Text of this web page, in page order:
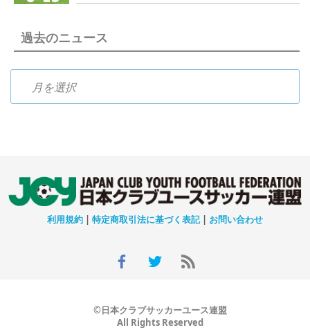
過去のニュース
利用規約 特定商取引法に基づく表記| お問い合わせ
©日本クラブサッカーユース連盟
All Rights Reserved